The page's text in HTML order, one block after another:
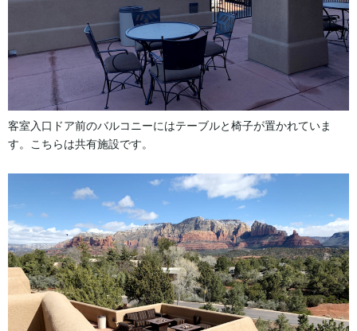
客室入口ドア前のバルコニーにはテーブルと椅子が置かれていま
す。こちらは共有施設です。